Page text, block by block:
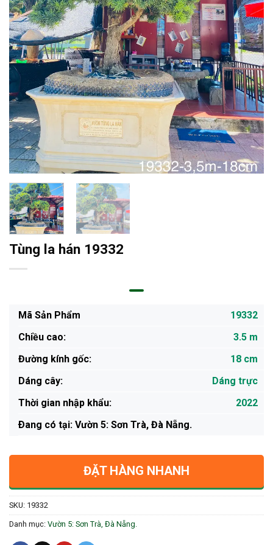
Tùng la hán 19332
Mã Sản Phẩm
19332
Chiều cao:
3.5 m
Đường kính gốc:
18 cm
Dáng cây:
Dáng trực
Thời gian nhập khẩu:
2022
Ðang có tại: Vườn 5: Sơn Trà, Đà Nẵng.
ĐẶT HÀNG NHANH
SKU: 19332
Danh mục: Vườn 5: Sơn Trà, Đà Nẵng.